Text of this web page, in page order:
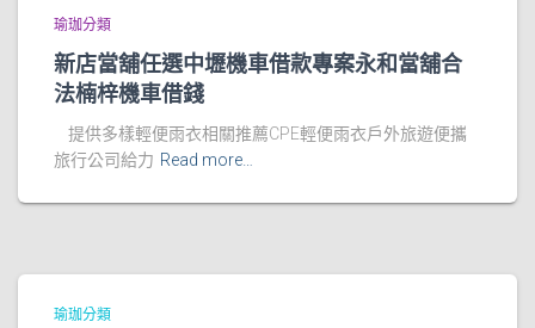
瑜珈分類
新店當舖任選中壢機車借款專案永和當舖合
法楠梓機車借錢
提供多樣輕便雨衣相關推薦CPE輕便雨衣戶外旅遊便攜
旅行公司給力 Read more…
瑜珈分類